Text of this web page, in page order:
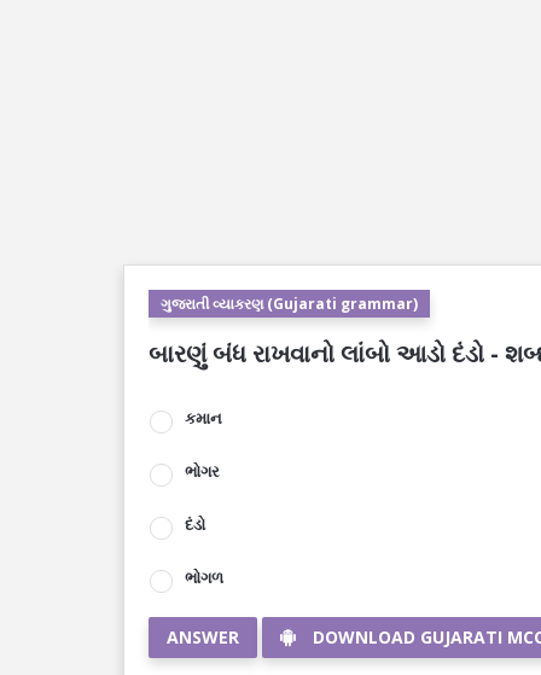
ગુજરાતી વ્યાકરણ (Gujarati grammar)
બારણું બંધ રાખવાનો લાંબો આડો દંડો -
કમાન
ભોગર
દંડો
ભોગળ
ANSWER DOWNLOAD GUJARATI